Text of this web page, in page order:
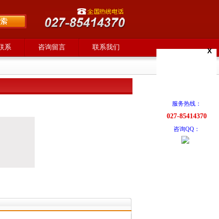
X
服务热线：
027-85414370
咨询QQ：
系 咨询留言 联系我们